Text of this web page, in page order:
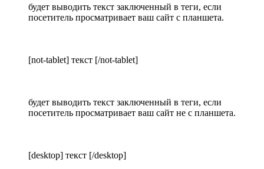
будет выводить текст заключенный в теги, если
посетитель просматривает ваш сайт с планшета.
[not-tablet] текст [/not-tablet]
будет выводить текст заключенный в теги, если
посетитель просматривает ваш сайт не с планшета.
[desktop] текст [/desktop]